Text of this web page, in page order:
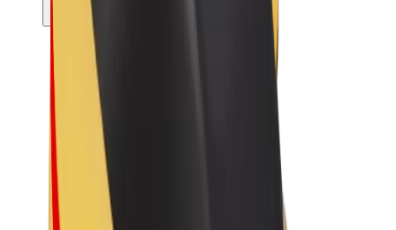
Řidiči
Výdělky řidiče
Kurýři
Výdělky kurýra
Partneři Bolt Food
Flotily
Franšízy